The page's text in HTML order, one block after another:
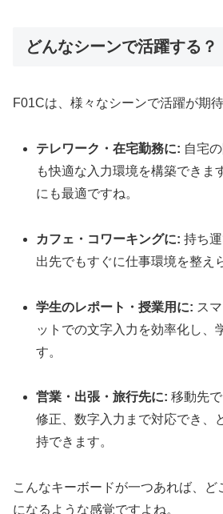
どんなシーンで活躍する？
F01Cは、様々なシーンで活躍が期待
テレワーク・在宅勤務に: 自宅
も快適な入力環境を構築できま
にも最適ですね。
カフェ・コワーキングに: 持ち
出先でもすぐに仕事環境を整え
学生のレポート・授業用に: ス
ットでの文字入力を効率化し、
す。
営業・出張・旅行先に: 移動先
修正、数字入力まで対応でき、
持できます。
こんなキーボードが一つあれば、ど
になるような感覚ですよね。